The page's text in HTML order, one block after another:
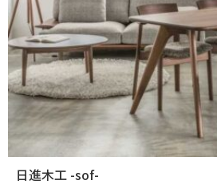
日進木工 -sof-